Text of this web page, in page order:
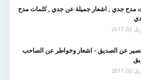
مدح جدي , اشعار جميلة عن جدي , كلمات مدح
02, 2017
عن الصديق - اشعار وخواطر عن الصاحب
02, 2017